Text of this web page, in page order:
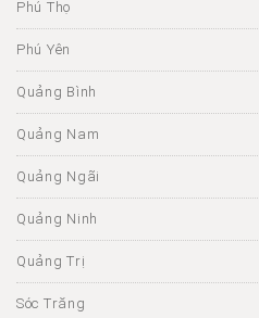
Phú Thọ
Phú Yên
Quảng Bình
Quảng Nam
Quảng Ngãi
Quảng Ninh
Quảng Trị
Sóc Trăng